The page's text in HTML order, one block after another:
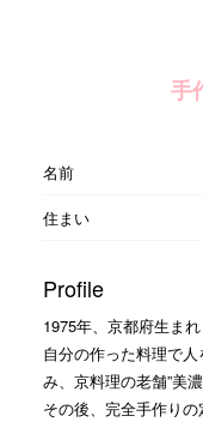
手
名前
住まい
Profile
1975年、京都府生まれ
自分の作った料理で
み、京料理の老舗”美
その後、完全手作り